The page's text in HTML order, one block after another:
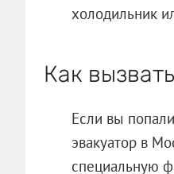
холодильник
Как
Если вы
эвакуатор в
специальную